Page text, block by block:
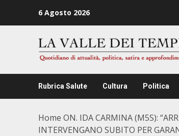
6 Agosto 2026
Rubrica Salute Cultura Politica
Home ON. IDA CARMINA (M5S):
INTERVENGANO SUBITO PER